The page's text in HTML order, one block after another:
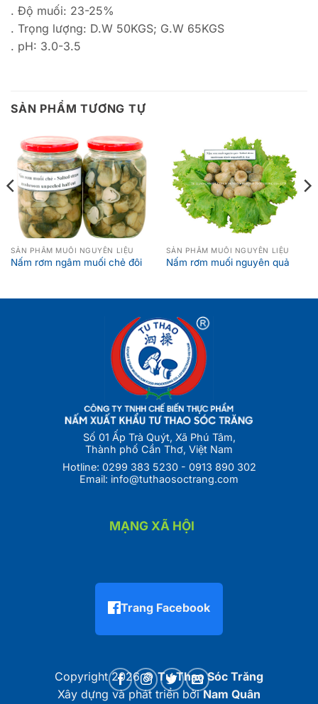
. Độ muối: 23-25%
. Trọng lượng: D.W 50KGS; G.W 65KGS
. pH: 3.0-3.5
SẢN PHẨM TƯƠNG TỰ
SẢN PHẨM MUỐI NGUYÊN LIỆU
Nấm rơm ngâm muối chẻ đôi
SẢN PHẨM MUỐI NGUYÊN LIỆU
Nấm rơm muối nguyên quả
Số 01 Ấp Trà Quýt, Xã Phú Tâm,
Thành phố Cần Thơ, Việt Nam
Hotline: 0299 383 5230- 0913 890 302
Email: info@tuthaosoctrang.com
MẠNG XÃ HỘI
Trang Facebook
Copyright 2026 ©Tư Thao Sóc Trăng
Xây dựng và phát triển bởiNam Quân